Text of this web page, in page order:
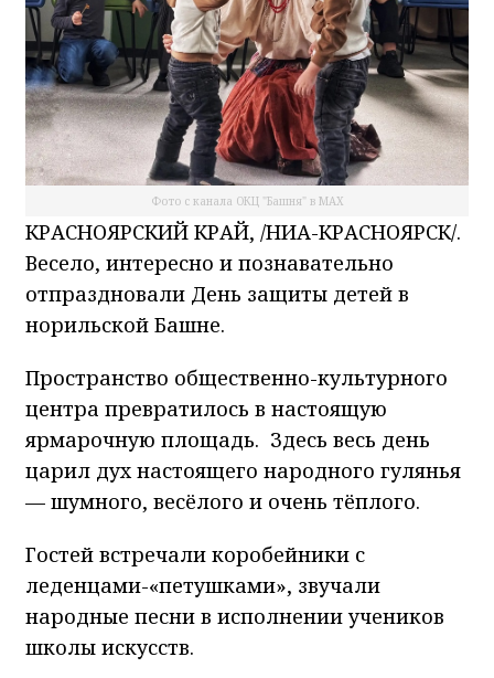
Фото с канала ОКЦ "Башня" в МАХ
КРАСНОЯРСКИЙ КРАЙ, /НИА-КРАСНОЯРСК/.
Весело, интересно и познавательно
отпраздновали День защиты детей в
норильской Башне.
Пространство общественно-культурного
центра превратилось в настоящую
ярмарочную площадь. Здесь весь день
царил дух настоящего народного гулянья
— шумного, весёлого и очень тёплого.
Гостей встречали коробейники с
леденцами-«петушками», звучали
народные песни в исполнении учеников
школы искусств.